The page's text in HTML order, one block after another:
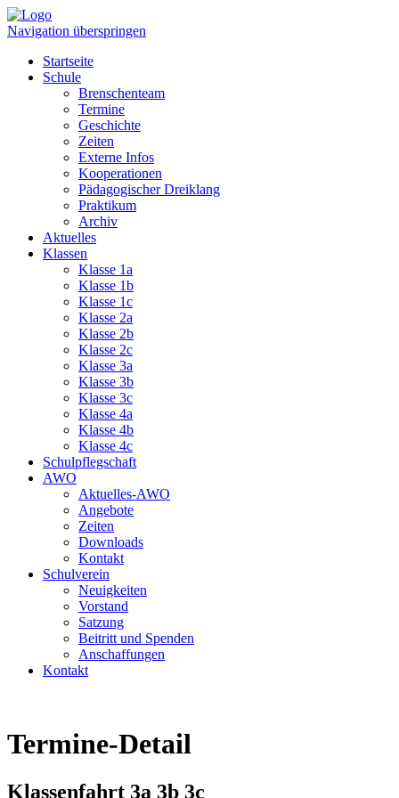
Navigation überspringen
Startseite
Schule
Brenschenteam
Termine
Geschichte
Zeiten
Externe Infos
Kooperationen
Pädagogischer Dreiklang
Praktikum
Archiv
Aktuelles
Klassen
Klasse 1a
Klasse 1b
Klasse 1c
Klasse 2a
Klasse 2b
Klasse 2c
Klasse 3a
Klasse 3b
Klasse 3c
Klasse 4a
Klasse 4b
Klasse 4c
Schulpflegschaft
AWO
Aktuelles-AWO
Angebote
Zeiten
Downloads
Kontakt
Schulverein
Neuigkeiten
Vorstand
Satzung
Beitritt und Spenden
Anschaffungen
Kontakt
Termine-Detail
Klassenfahrt 3a 3b 3c